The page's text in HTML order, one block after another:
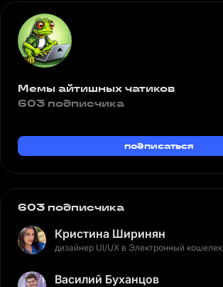
Мемы айтишных чатиков
603 подписчика
подписаться
603 подписчика
Кристина Ширинян
дизайнер UI/UX в Электронный кошелек
Василий Буханцов